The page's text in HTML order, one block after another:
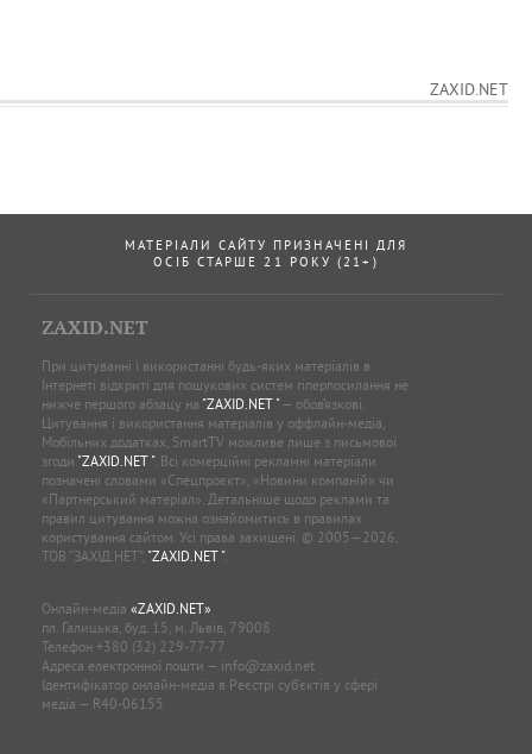
ZAXID.NET
МАТЕРІАЛИ САЙТУ ПРИЗНАЧЕНІ ДЛЯ
ОСІБ СТАРШЕ 21 РОКУ (21+)
ZAXID.NET
При цитуванні і використанні будь-яких матеріалів в
Інтернеті відкриті для пошукових систем гіперпосилання не
нижче першого абзацу на "ZAXID.NET "— обов’язкові.
Цитування і використання матеріалів у оффлайн-медіа,
Мобільних додатках, SmartTV можливе лише з письмової
згоди "ZAXID.NET ". Всі комерційні рекламні матеріали
позначені словами «Спецпроєкт», «Новини компаній» чи
«Партнерський матеріал». Детальніше щодо реклами та
правил цитування можна ознайомитись в правилах
користування сайтом. Усі права захищені. © 2005—2026,
ТОВ “ЗАХІД.НЕТ”, "ZAXID.NET ".
Онлайн-медіа «ZAXID.NET»
пл. Галицька, буд. 15, м. Львів, 79008
Телефон +380 (32) 229-77-77
Адреса електронної пошти — info@zaxid.net
Ідентифікатор онлайн-медіа в Реєстрі суб'єктів у сфері
медіа — R40-06155